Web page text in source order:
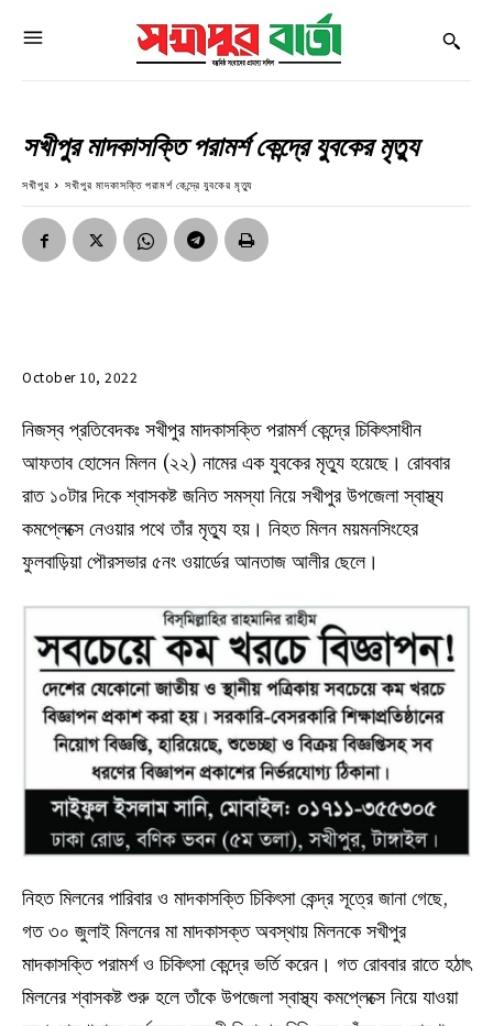
সখীপুর মাদকাসক্তি পরামর্শ কেন্দ্রে যুবকের মৃত্যু
সখীপুর সখীপুর মাদকাসক্তি পরামর্শ কেন্দ্রে যুবকের মৃত্যু
October 10, 2022
নিজস্ব প্রতিবেদকঃ সখীপুর মাদকাসক্তি পরামর্শ কেন্দ্রে চিকিৎসাধীন
আফতাব হোসেন মিলন (২২) নামের এক যুবকের মৃত্যু হয়েছে। রোববার
রাত ১০টার দিকে শ্বাসকষ্ট জনিত সমস্যা নিয়ে সখীপুর উপজেলা স্বাস্থ্য
কমপ্লেক্সে নেওয়ার পথে তাঁর মৃত্যু হয়। নিহত মিলন ময়মনসিংহের
ফুলবাড়িয়া পৌরসভার ৫নং ওয়ার্ডের আনতাজ আলীর ছেলে।
নিহত মিলনের পারিবার ও মাদকাসক্তি চিকিৎসা কেন্দ্র সূত্রে জানা গেছে,
গত ৩০ জুলাই মিলনের মা মাদকাসক্ত অবস্থায় মিলনকে সখীপুর
মাদকাসক্তি পরামর্শ ও চিকিৎসা কেন্দ্রে ভর্তি করেন। গত রোববার রাতে হঠাৎ
মিলনের শ্বাসকষ্ট শুরু হলে তাঁকে উপজেলা স্বাস্থ্য কমপ্লেক্সে নিয়ে যাওয়া